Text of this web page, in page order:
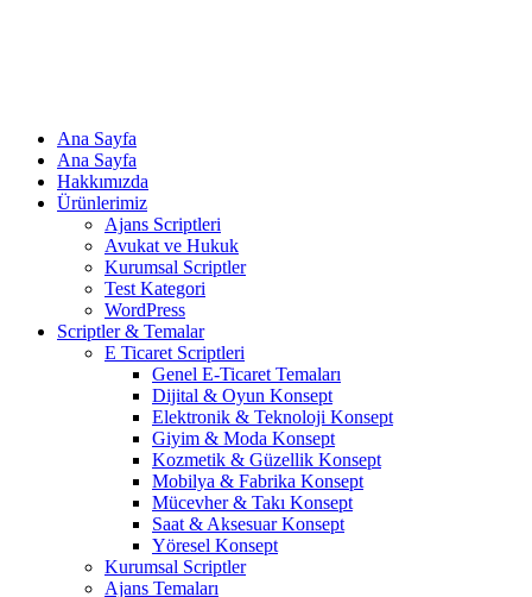
Ana Sayfa
Ana Sayfa
Hakkımızda
Ürünlerimiz
Ajans Scriptleri
Avukat ve Hukuk
Kurumsal Scriptler
Test Kategori
WordPress
Scriptler & Temalar
E Ticaret Scriptleri
Genel E-Ticaret Temaları
Dijital & Oyun Konsept
Elektronik & Teknoloji Konsept
Giyim & Moda Konsept
Kozmetik & Güzellik Konsept
Mobilya & Fabrika Konsept
Mücevher & Takı Konsept
Saat & Aksesuar Konsept
Yöresel Konsept
Kurumsal Scriptler
Ajans Temaları